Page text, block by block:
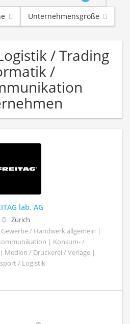
Unternehmensgröße
/ Trading
/
lab. AG
Zürich
/ Handwerk allgemein |
| Konsum- /
/ Druckerei / Verlage |
/ Logistik